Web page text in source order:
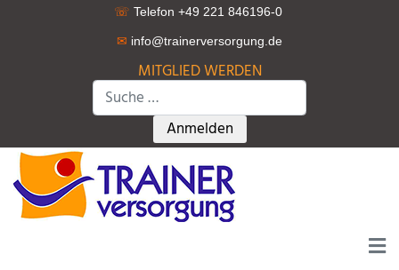
☏ Telefon +49 221 846196-0
✉ info@trainerversorgung.de
MITGLIED WERDEN
Suchen
Type 2 or more characters for
Anmelden